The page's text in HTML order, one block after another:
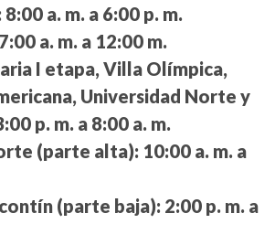
8:00 a. m. a 6:00 p. m.
7:00 a. m. a 12:00 m.
I etapa, Villa Olímpica,
Universidad Norte y
p. m. a 8:00 a. m.
(parte alta): 10:00 a. m. a
(parte baja): 2:00 p. m. a